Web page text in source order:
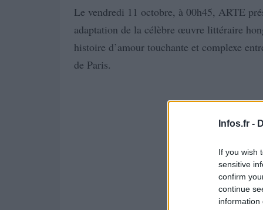
Infos.fr -
If you wish
sensitive
confirm
continue
information
Le vendredi 11 octobre, à 00h45, ARTE
adaptation de la célèbre œuvre littéraire
histoire d’amour touchante et complexe
de Paris.